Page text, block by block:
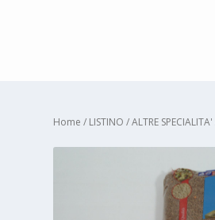
Home / LISTINO /ALTRE SPECIALITA'